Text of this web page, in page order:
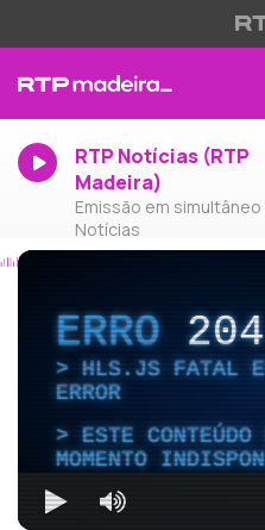
RTP Notícias (RTP
Madeira)
Emissão em simultâneo
Notícias
ERRO204
HLS.JS FATAL
ERROR
ESTE
MOMENTO